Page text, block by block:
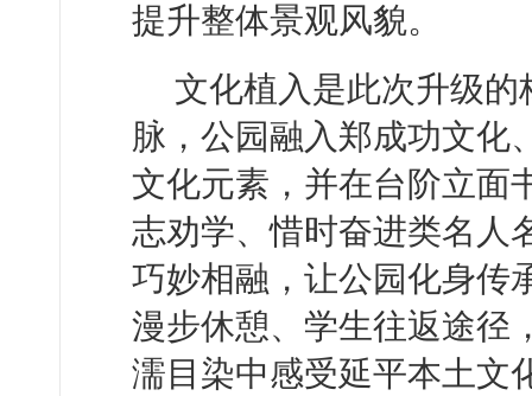
提升整体景观风貌。
文化植入是此次升级
脉，公园融入郑成功文化
文化元素，并在台阶立面
志劝学、惜时奋进类名人
巧妙相融，让公园化身传
漫步休憩、学生往返途径
濡目染中感受延平本土文